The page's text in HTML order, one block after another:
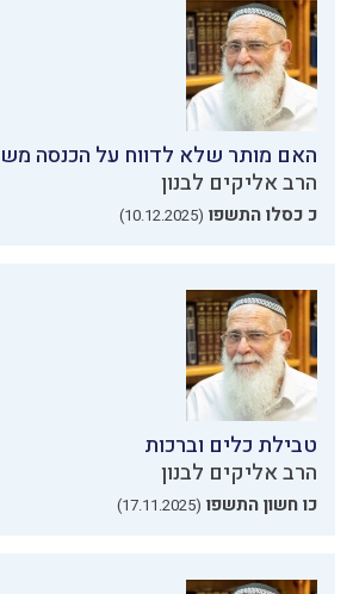
האם מותר שלא לדווח על הכנסה
הרב אליקים לבנון
כ כסלו התשפו (10.12.2025)
טבילת כלים וברכות
הרב אליקים לבנון
כו חשון התשפו (17.11.2025)